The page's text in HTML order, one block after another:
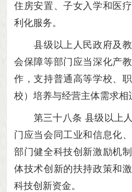
住房安置、子女入学和医
利化服务。
县级以上人民政府及教
会保障等部门应当深化产
作，支持普通高等学校、
校）培养与经营主体需求相
第三十八条 县级以上
门应当会同工业和信息化
部门健全科技创新激励机
体技术创新的扶持政策和
科技创新资金。